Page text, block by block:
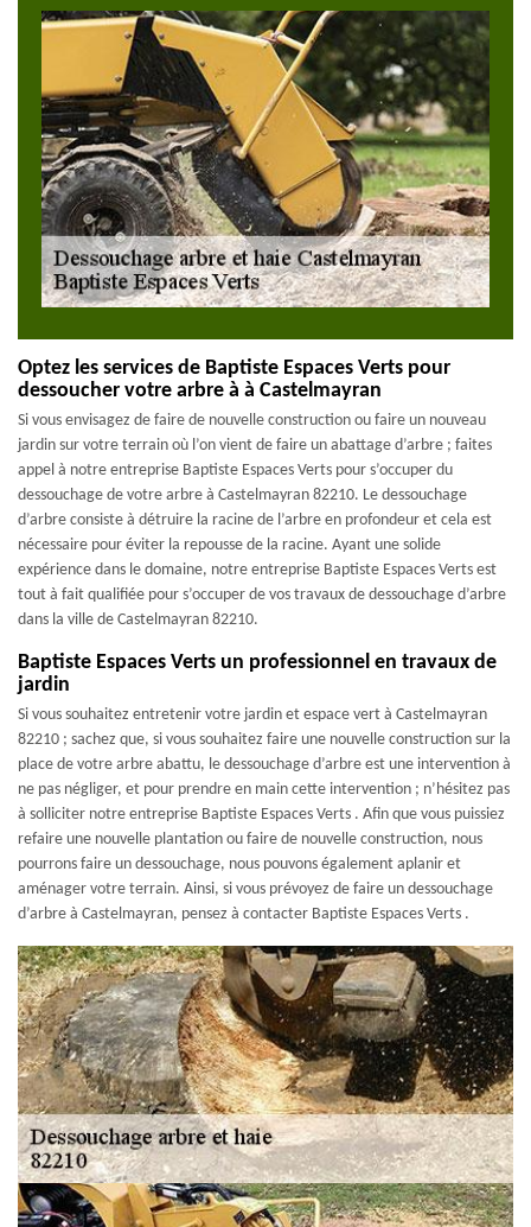
Optez les services de Baptiste Espaces Verts pour
dessoucher votre arbre à à Castelmayran
Si vous envisagez de faire de nouvelle construction ou faire un nouveau
jardin sur votre terrain où l’on vient de faire un abattage d’arbre ; faites
appel à notre entreprise Baptiste Espaces Verts pour s’occuper du
dessouchage de votre arbre à Castelmayran 82210. Le dessouchage
d’arbre consiste à détruire la racine de l’arbre en profondeur et cela est
nécessaire pour éviter la repousse de la racine. Ayant une solide
expérience dans le domaine, notre entreprise Baptiste Espaces Verts est
tout à fait qualifiée pour s’occuper de vos travaux de dessouchage d’arbre
dans la ville de Castelmayran 82210.
Baptiste Espaces Verts un professionnel en travaux de
jardin
Si vous souhaitez entretenir votre jardin et espace vert à Castelmayran
82210 ; sachez que, si vous souhaitez faire une nouvelle construction sur la
place de votre arbre abattu, le dessouchage d’arbre est une intervention à
ne pas négliger, et pour prendre en main cette intervention ; n’hésitez pas
à solliciter notre entreprise Baptiste Espaces Verts . Afin que vous puissiez
refaire une nouvelle plantation ou faire de nouvelle construction, nous
pourrons faire un dessouchage, nous pouvons également aplanir et
aménager votre terrain. Ainsi, si vous prévoyez de faire un dessouchage
d’arbre à Castelmayran, pensez à contacter Baptiste Espaces Verts .